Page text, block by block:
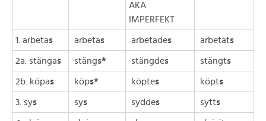
AKA.
IMPERFEKT
1. arbetas arbetas arbetades arbetats
2a. stängas stängs* stängdes stängts
2b. köpas köps* köptes köpts
3. sys sys syddes sytts